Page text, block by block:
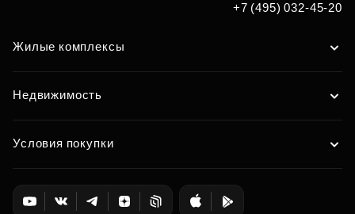
+7 (495) 032-45-20
Жилые комплексы
Недвижимость
Условия покупки